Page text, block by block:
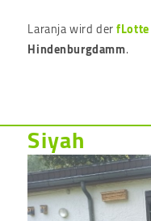
Laranja wird derfLotte
Hindenburgdamm.
Siyah